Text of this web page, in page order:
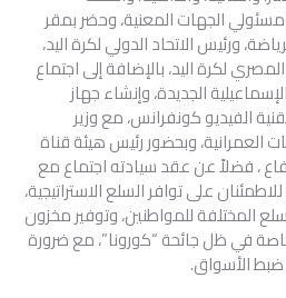
الجهات المعنية، وحضر بمقر
ورئيس الاتحاد الدولي لكرة اليد،
لكرة اليد، بالإضافة إلى اجتماع
الجديدة، وإنشاء جهاز
الفيديو كونفرانس، مع وزير
العمرانية، وبحضور رئيس هيئة قناة
، فضلاً عن عقد سيادته اجتماع مع
للاطمئنان على توافر السلع الاستراتيجية،
المختلفة للمواطنين، وتوفير مخزون
في ظل جائحة “كورونا”، مع ضرورة
الأسواق.